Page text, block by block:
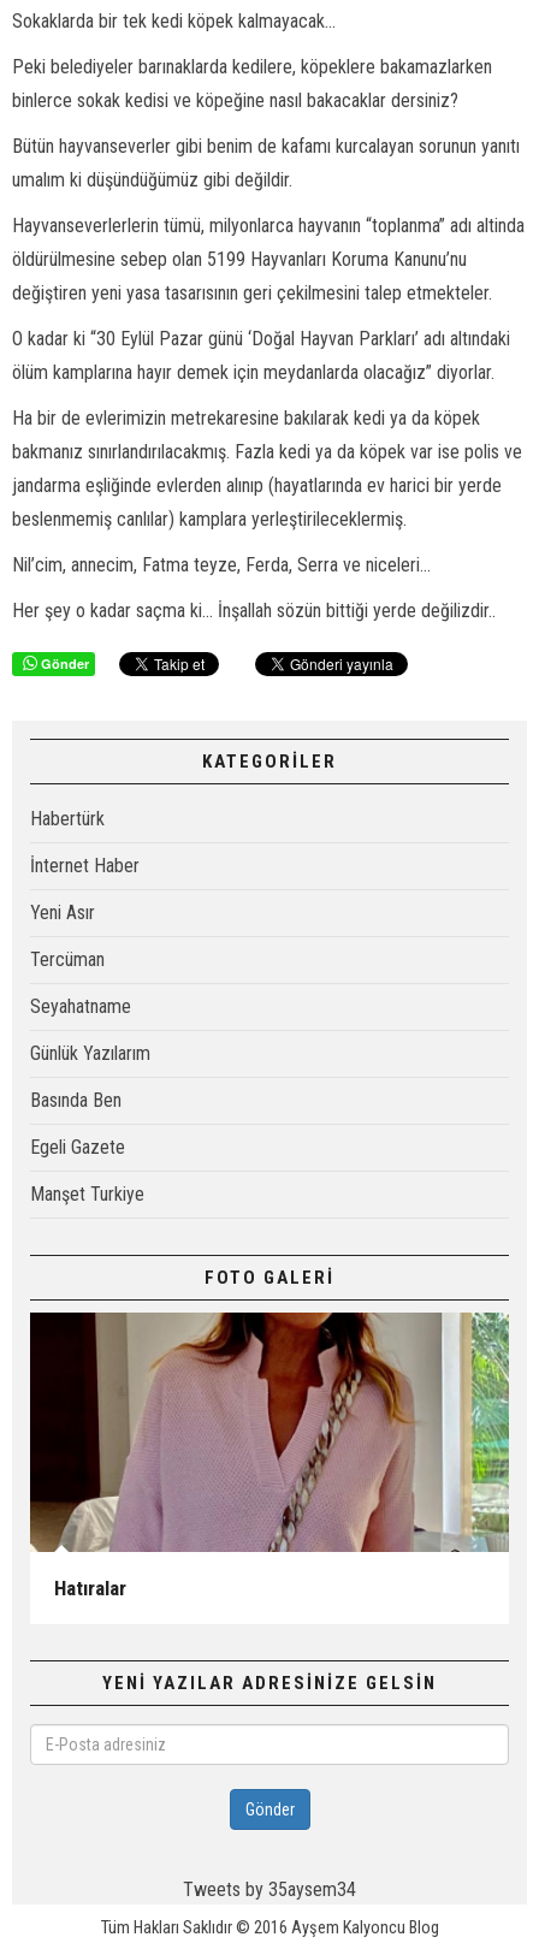
Sokaklarda bir tek kedi köpek kalmayacak...
Peki belediyeler barınaklarda kedilere, köpeklere bakamazlarken
binlerce sokak kedisi ve köpeğine nasıl bakacaklar dersiniz?
Bütün hayvanseverler gibi benim de kafamı kurcalayan sorunun yanıtı
umalım ki düşündüğümüz gibi değildir.
Hayvanseverlerlerin tümü, milyonlarca hayvanın “toplanma” adı altinda
öldürülmesine sebep olan 5199 Hayvanları Koruma Kanunu’nu
değiştiren yeni yasa tasarısının geri çekilmesini talep etmekteler.
O kadar ki “30 Eylül Pazar günü ‘Doğal Hayvan Parkları’ adı altındaki
ölüm kamplarına hayır demek için meydanlarda olacağız” diyorlar.
Ha bir de evlerimizin metrekaresine bakılarak kedi ya da köpek
bakmanız sınırlandırılacakmış. Fazla kedi ya da köpek var ise polis ve
jandarma eşliğinde evlerden alınıp (hayatlarında ev harici bir yerde
beslenmemiş canlılar) kamplara yerleştirileceklermiş.
Nil’cim, annecim, Fatma teyze, Ferda, Serra ve niceleri...
Her şey o kadar saçma ki... İnşallah sözün bittiği yerde değilizdir..
Gönder
KATEGORİLER
Habertürk
İnternet Haber
Yeni Asır
Tercüman
Seyahatname
Günlük Yazılarım
Basında Ben
Egeli Gazete
Manşet Turkiye
FOTO GALERİ
Hatıralar
YENİ YAZILAR ADRESİNİZE GELSİN
Posta
adresiniz
Gönder
Tweets by 35aysem34
Tüm Hakları Saklıdır © 2016 Ayşem Kalyoncu Blog